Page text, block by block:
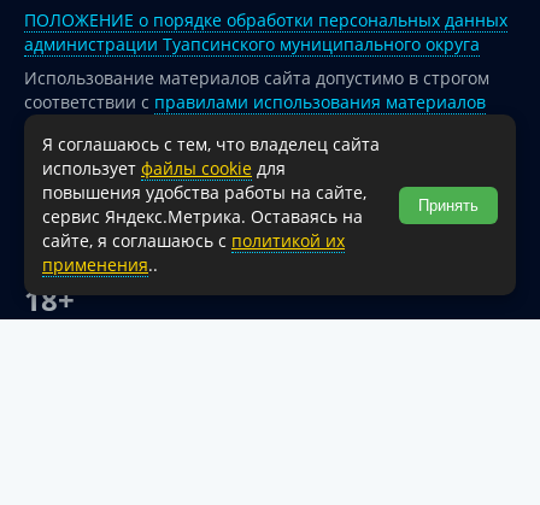
ПОЛОЖЕНИЕ о порядке обработки персональных данных
администрации Туапсинского муниципального округа
Использование материалов сайта допустимо в строгом
соответствии с правилами использования материалов
опубликованных на сайте
При перепечатке и использовании информации ссылка
на источник обязательна.
Для сайтов и страниц сети Интернет обязательна
активная гиперссылка на официальный интернет-портал
администрации Туапсинского муниципального округа.
18+
Я соглашаюсь с тем, что владелец сайта
использует файлы cookie для
повышения удобства работы на сайте,
сервис Яндекс.Метрика. Оставаясь на
сайте, я соглашаюсь с политикой их
применения..
Принять